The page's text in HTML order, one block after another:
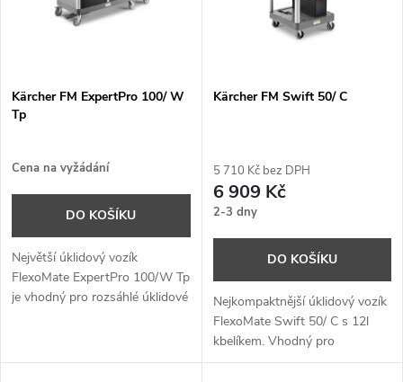
p
r
o
d
u
s
p
r
d
u
k
Kärcher FM ExpertPro 100/ W
Tp
Cena na vyžádání
DO KOŠÍKU
Největší úklidový vozík
FlexoMate ExpertPro 100/W Tp
je vhodný pro rozsáhlé úklidové
Kärcher FM Swift 50/ C
5 710 Kč bez DPH
6 909 Kč
2-3 dny
DO KOŠÍKU
Nejkompaktnější úklidový vozík
FlexoMate Swift 50/ C s 12l
kbelíkem. Vhodný pro
hloubkové čištění na těžko